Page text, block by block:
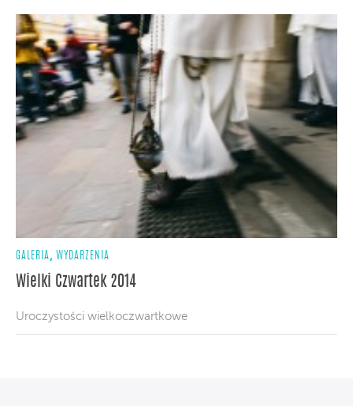
GALERIA, WYDARZENIA
Wielki Czwartek 2014
Uroczystości wielkoczwartkowe